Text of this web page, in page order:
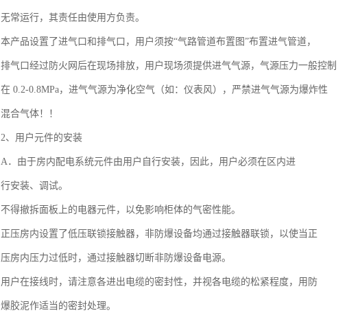
无常运行，其责任由使用方负责。
本产品设置了进气口和排气口，用户须按“气路管道布置图”布置进气管道，
排气口经过防火网后在现场排放，用户现场须提供进气气源，气源压力一般控制
在 0.2-0.8MPa，进气气源为净化空气（如：仪表风），严禁进气气源为爆炸性
混合气体！！
2、用户元件的安装
A．由于房内配电系统元件由用户自行安装，因此，用户必须在区内进
行安装、调试。
不得撤拆面板上的电器元件，以免影响柜体的气密性能。
正压房内设置了低压联锁接触器，非防爆设备均通过接触器联锁，以使当正
压房内压力过低时，通过接触器切断非防爆设备电源。
用户在接线时，请注意各进出电缆的密封性，并视各电缆的松紧程度，用防
爆胶泥作适当的密封处理。